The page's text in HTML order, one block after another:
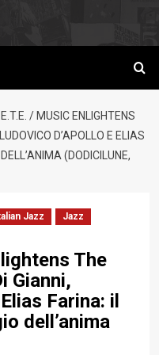
/ MUSIC ENLIGHTENS
D’APOLLO E ELIAS
(DODICILUNE,
Jazz
Jazz
The
Gianni,
Farina: il
dell’anima